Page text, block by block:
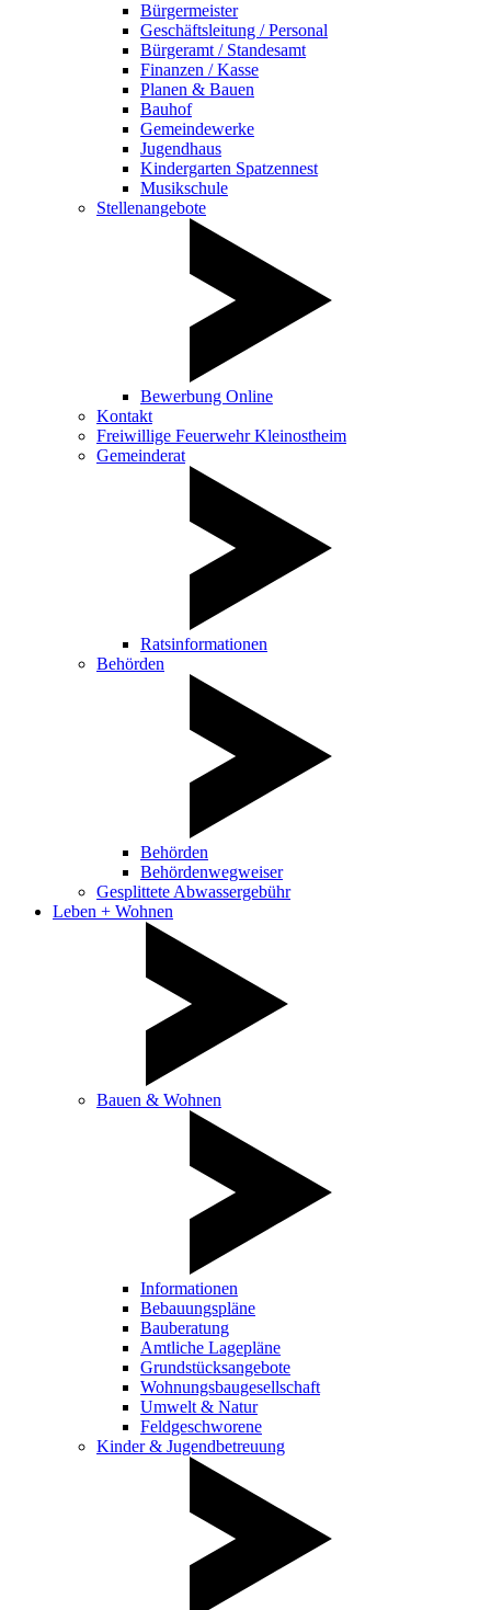
Bürgermeister
Geschäftsleitung / Personal
Bürgeramt / Standesamt
Finanzen / Kasse
Planen & Bauen
Bauhof
Gemeindewerke
Jugendhaus
Kindergarten Spatzennest
Musikschule
Stellenangebote
Bewerbung Online
Kontakt
Freiwillige Feuerwehr Kleinostheim
Gemeinderat
Ratsinformationen
Behörden
Behörden
Behördenwegweiser
Gesplittete Abwassergebühr
Leben + Wohnen
Bauen & Wohnen
Informationen
Bebauungspläne
Bauberatung
Amtliche Lagepläne
Grundstücksangebote
Wohnungsbaugesellschaft
Umwelt & Natur
Feldgeschworene
Kinder & Jugendbetreuung